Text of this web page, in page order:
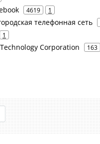
4619 1
телефонная сеть
1
Corporation 163